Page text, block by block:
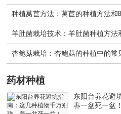
种植莴苣方法：莴苣的种植方法和
羊肚菌栽培技术：羊肚菌种植方法
杏鲍菇栽培：杏鲍菇的种植中的常
药材种植
东阳台养花避
养一盆死一盆！